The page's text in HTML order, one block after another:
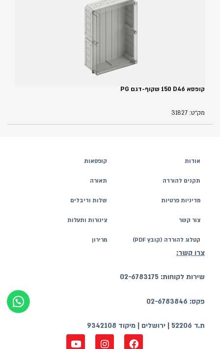
קופסא ‏46‏D‏ ‏150‏ שקוף-דגם PG
מק״ט: 31827
צרו קשר:
שירות לקוחות: 02-6783175
פקס: 02-6783846
ת.ד 52206 | ירושלים | מיקוד 9342108
אודות
תקנים להורדה
מדיניות פרטיות
צור קשר
קטלוג להורדה (קובץ PDF)
קופסאות
תאורה
שלות ודיבלים
צינורות ותעלות
מרירון